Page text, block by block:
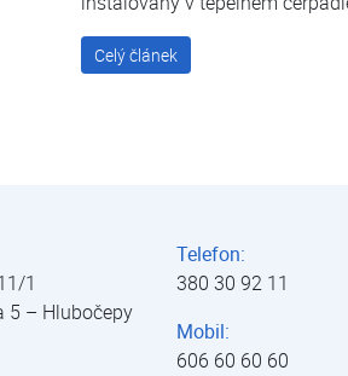
Celý článek
1
5 – Hlubočepy
Telefon:
380 30 92 11
Mobil:
606 60 60 60